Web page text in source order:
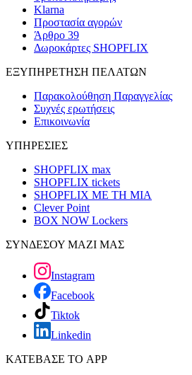
Klarna
Προστασία αγορών
Άρθρο 39
Δωροκάρτες SHOPFLIX
ΕΞΥΠΗΡΕΤΗΣΗ ΠΕΛΑΤΩΝ
Παρακολούθηση Παραγγελίας
Συχνές ερωτήσεις
Επικοινωνία
ΥΠΗΡΕΣΙΕΣ
SHOPFLIX max
SHOPFLIX tickets
SHOPFLIX ΜΕ ΤΗ ΜΙΑ
Clever Point
BOX NOW Lockers
ΣΥΝΔΕΣΟΥ ΜΑΖΙ ΜΑΣ
Instagram
Facebook
Tiktok
Linkedin
ΚΑΤΕΒΑΣΕ ΤΟ APP